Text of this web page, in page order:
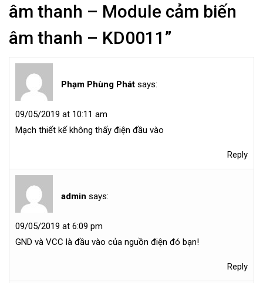
âm thanh – Module cảm biến
âm thanh – KD0011”
Phạm Phùng Phát says:
09/05/2019 at 10:11 am
Mạch thiết kế không thấy điện đầu vào
Reply
admin says:
09/05/2019 at 6:09 pm
GND và VCC là đầu vào của nguồn điện đó bạn!
Reply